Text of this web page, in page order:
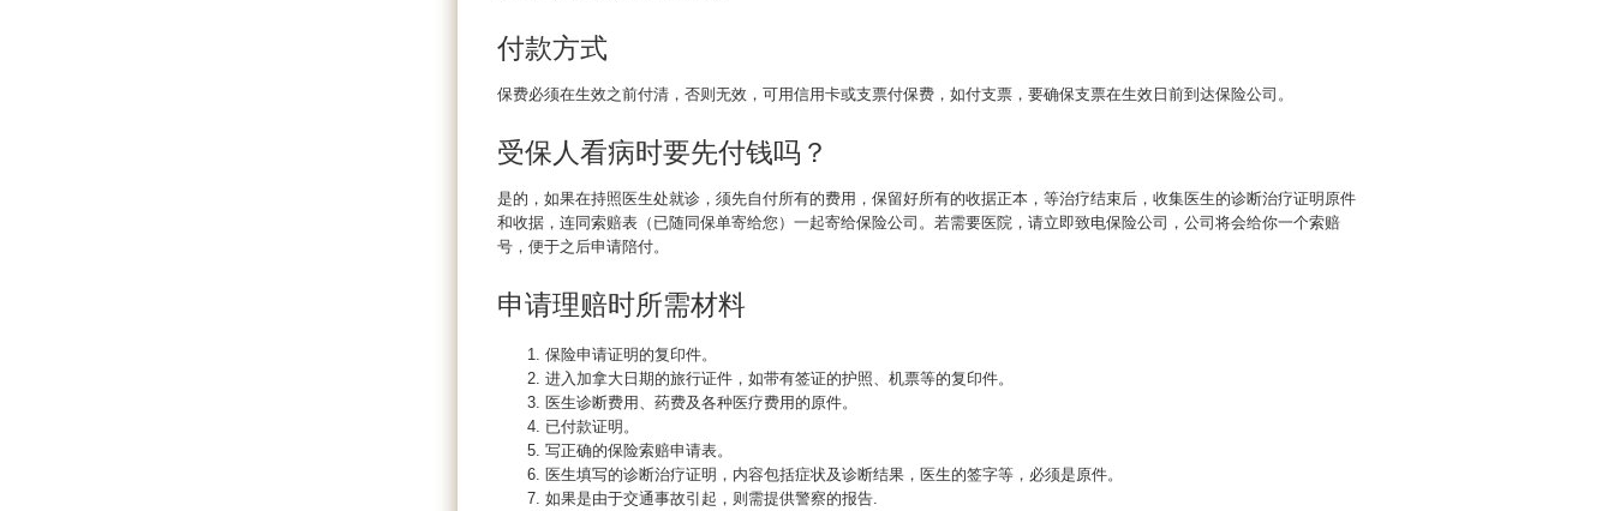
付款方式
保费必须在生效之前付清，否则无效，可用信用卡或支票付保费，如付支票，要确保支票在生效日前到达保险公司。
受保人看病时要先付钱吗？
是的，如果在持照医生处就诊，须先自付所有的费用，保留好所有的收据正本，等治疗结束后，收集医生的诊断治疗证明原件
和收据，连同索赔表（已随同保单寄给您）一起寄给保险公司。若需要医院，请立即致电保险公司，公司将会给你一个索赔
号，便于之后申请陪付。
申请理赔时所需材料
保险申请证明的复印件。
进入加拿大日期的旅行证件，如带有签证的护照、机票等的复印件。
医生诊断费用、药费及各种医疗费用的原件。
已付款证明。
写正确的保险索赔申请表。
医生填写的诊断治疗证明，内容包括症状及诊断结果，医生的签字等，必须是原件。
如果是由于交通事故引起，则需提供警察的报告.